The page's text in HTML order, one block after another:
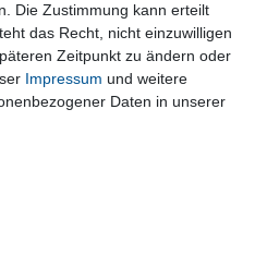
Die Zustimmung kann erteilt
das Recht, nicht einzuwilligen
Zeitpunkt zu ändern oder
Impressum und weitere
Daten in unserer